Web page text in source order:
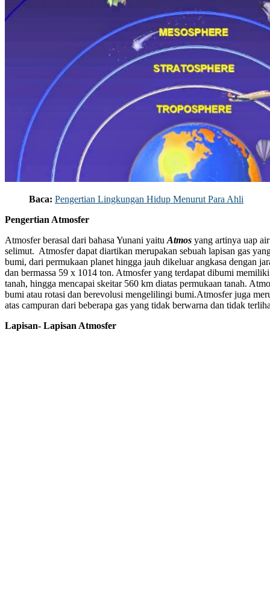
Baca: Pengertian Lingkungan Hidup Menurut Para Ahli
Pengertian Atmosfer
Atmosfer berasal dari bahasa Yunani yaitu Atmos yang artinya uap
selimut. Atmosfer dapat diartikan merupakan sebuah lapisan gas
bumi, dari permukaan planet hingga jauh dikeluar angkasa dengan
dan bermassa 59 x 1014 ton. Atmosfer yang terdapat dibumi
tanah, hingga mencapai skeitar 560 km diatas permukaan tanah.
bumi atau rotasi dan berevolusi mengelilingi bumi.Atmosfer juga
atas campuran dari beberapa gas yang tidak berwarna dan tidak
Lapisan- Lapisan Atmosfer